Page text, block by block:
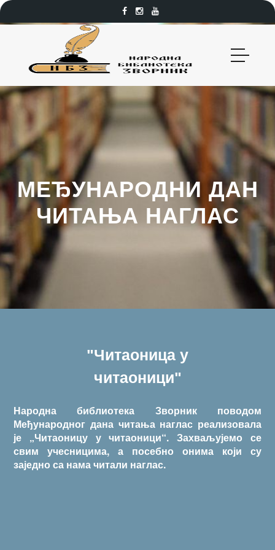
МЕЂУНАРОДНИ ДАН
ЧИТАЊА НАГЛАС
"Читаоница у
читаоници"
Народна библиотека Зворник поводом
Међународног дана читања наглас реализовала
је „Читаоницу у читаоници“. Захваљујемо се
свим учесницима, а посебно онима који су
заједно са нама читали наглас.